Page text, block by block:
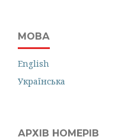
МОВА
English
Українська
АРХІВ НОМЕРІВ